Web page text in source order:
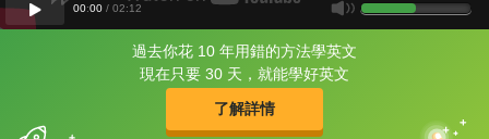
過去你花 10 年用錯的方法學英文
現在只要 30 天，就能學好英文
了解詳情
片尾有
攻其不背
的品牌故事
00:00 / 02:12